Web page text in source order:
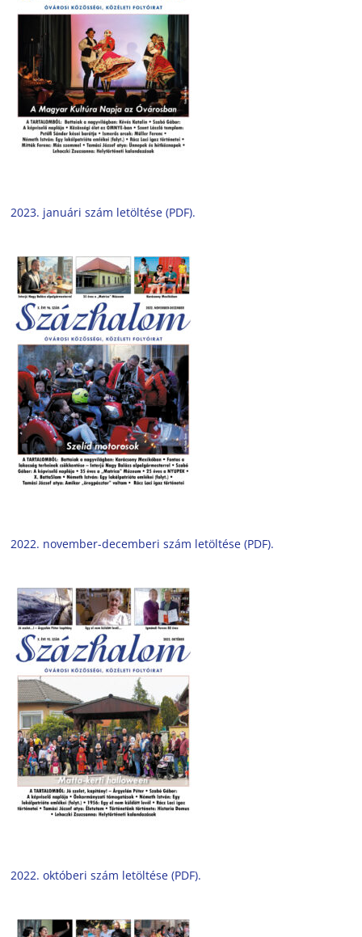
2023. januári szám letöltése (PDF).
2022. november-decemberi szám letöltése (PDF).
2022. októberi szám letöltése (PDF).